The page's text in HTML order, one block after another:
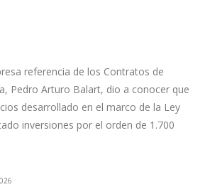
referencia de los Contratos de
Pedro Arturo Balart, dio a conocer que
desarrollado en el marco de la Ley
inversiones por el orden de 1.700